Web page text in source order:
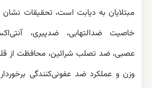
مبتلایان به دیابت ‏است، تحقیقات
خاصیت ضدالتهابی، ضدپیری،
عصبی، ضد تصلب شرائین، ‏محافظت از
وزن و عملکرد ضد عفونی‌کنندگی